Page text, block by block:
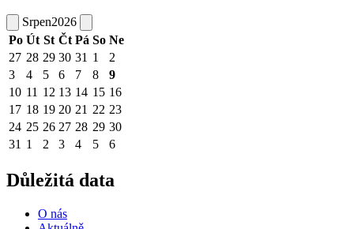
Srpen2026
Po Út St Čt Pá So Ne
27 28 29 30 31 1
2
3
4 5 6 7 8
9
10 11 12 13 14 15 16
17 18 19 20 21 22 23
24 25 26 27 28 29 30
31 1 2 3 4 5 6
Důležitá data
O nás